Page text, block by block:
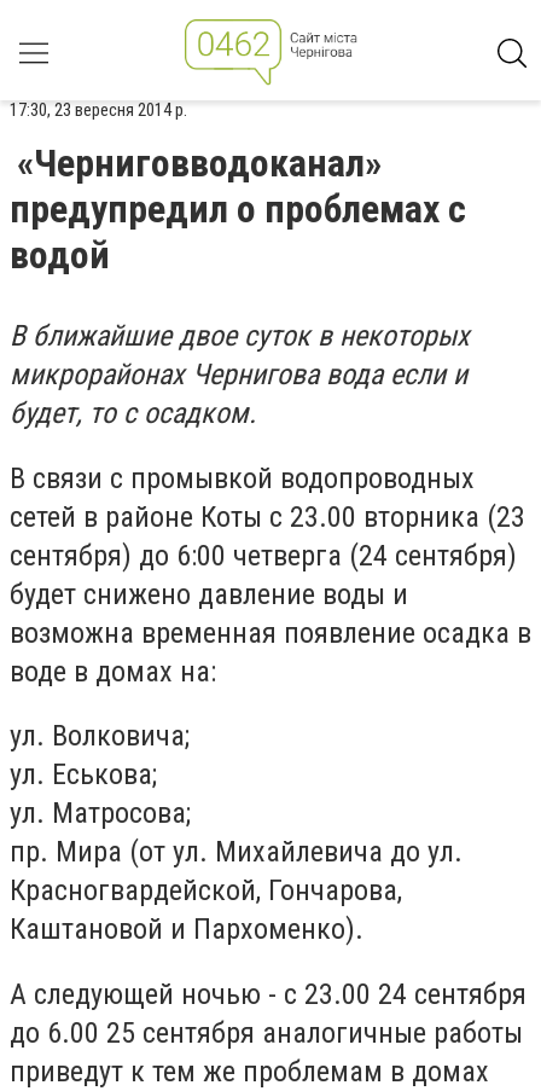
17:30, 23 вересня 2014 р.
«Черниговводоканал»
предупредил о проблемах с
водой
В ближайшие двое суток в некоторых
микрорайонах Чернигова вода если и
будет, то с осадком.
В связи с промывкой водопроводных
сетей в районе Коты с 23.00 вторника (23
сентября) до 6:00 четверга (24 сентября)
будет снижено давление воды и
возможна временная появление осадка в
воде в домах на:
ул. Волковича;
ул. Еськова;
ул. Матросова;
пр. Мира (от ул. Михайлевича до ул.
Красногвардейской, Гончарова,
Каштановой и Пархоменко).
А следующей ночью - с 23.00 24 сентября
до 6.00 25 сентября аналогичные работы
приведут к тем же проблемам в домах